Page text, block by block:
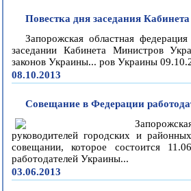
Повестка дня заседания
Запорожская областная
заседании Кабинета Министров
законов Украины... ров Украины
08.10.2013
Совещание в Федерации
руководителей городских и
совещании, которое состоится
работодателей Украины...
03.06.2013